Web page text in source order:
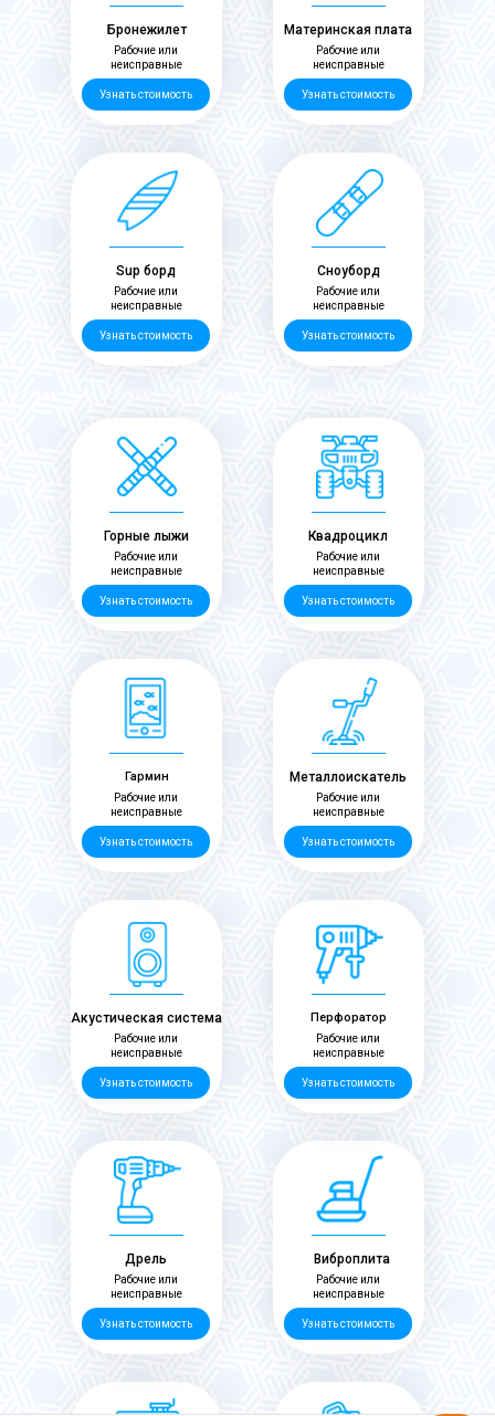
Узнать стоимость
Рабочие или
неисправные
Сноуборд
Узнать стоимость
Sup борд
Рабочие или
неисправные
Узнать стоимость
Рабочие или
неисправные
Материнская плата
Узнать стоимость
Рабочие или
неисправные
Бронежилет
Горные лыжи
Рабочие или
неисправные
Узнать стоимость
Узнать стоимость
Виброплита
Рабочие или
неисправные
Узнать стоимость
Рабочие или
неисправные
Перфоратор
Акустическая система
Узнать стоимость
Рабочие или
неисправные
Узнать стоимость
Дрель
Рабочие или
неисправные
Металлоискатель
Узнать стоимость
Рабочие или
неисправные
Рабочие или
неисправные
Узнать стоимость
Гармин
Квадроцикл
Рабочие или
неисправные
Узнать стоимость